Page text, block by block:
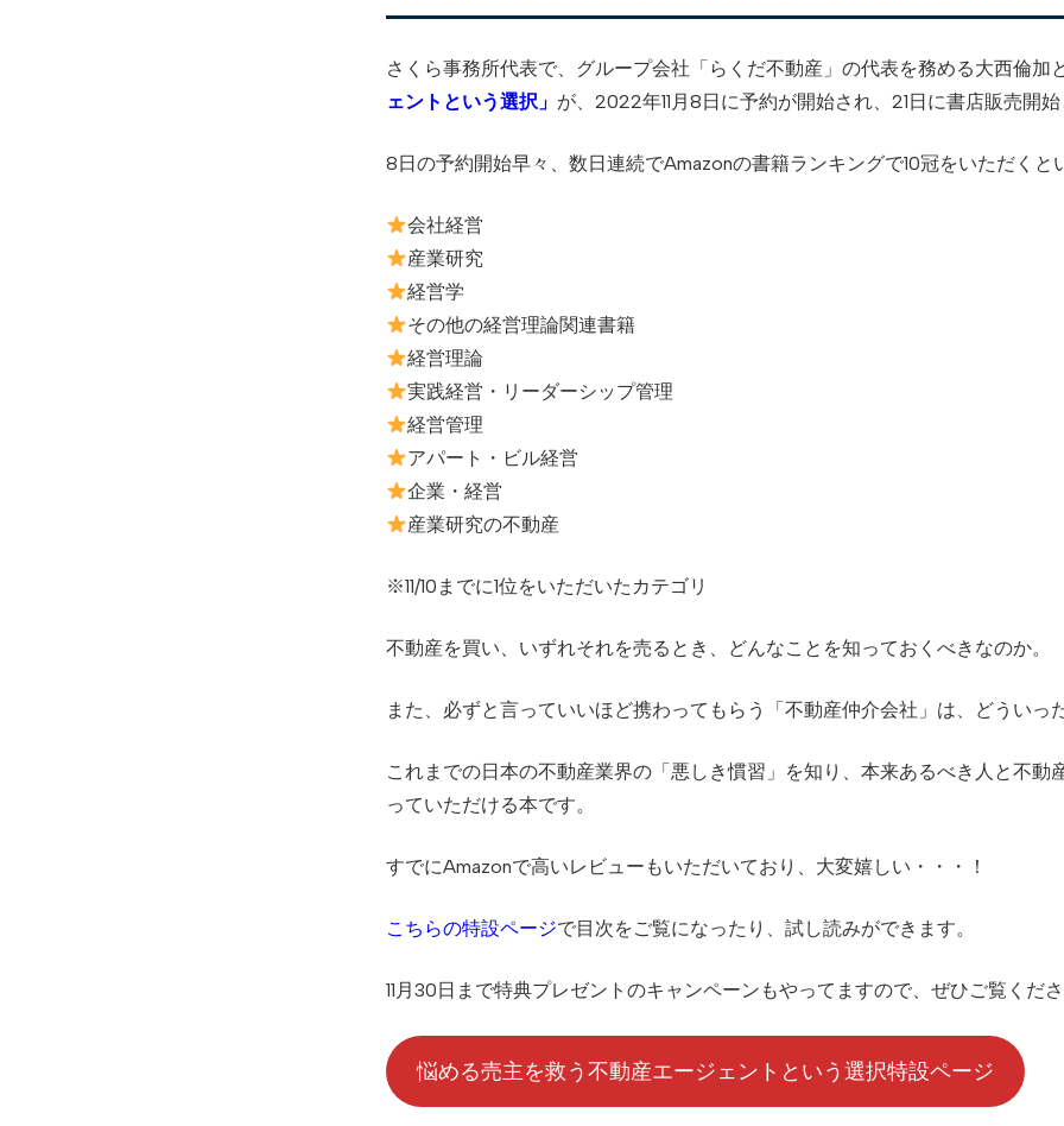
さくら事務所代表で、グループ会社「らくだ不動産」の代表を務める大西倫加
ェントという選択」 が、2022年11月8日に予約が開始され、21日に書店販売開
8日の予約開始早々、数日連続でAmazonの書籍ランキングで10冠をいただくと
会社経営
産業研究
経営学
その他の経営理論関連書籍
経営理論
実践経営・リーダーシップ管理
経営管理
アパート・ビル経営
企業・経営
産業研究の不動産
※11/10までに1位をいただいたカテゴリ
不動産を買い、いずれそれを売るとき、どんなことを知っておくべきなのか。
また、必ずと言っていいほど携わってもらう「不動産仲介会社」は、どういっ
これまでの日本の不動産業界の「悪しき慣習」を知り、本来あるべき人と不
っていただける本です。
すでにAmazonで高いレビューもいただいており、大変嬉しい・・・！
こちらの特設ページで目次をご覧になったり、試し読みができます。
11月30日まで特典プレゼントのキャンペーンもやってますので、ぜひご覧くだ
悩める売主を救う不動産エージェントという選択特設ページ